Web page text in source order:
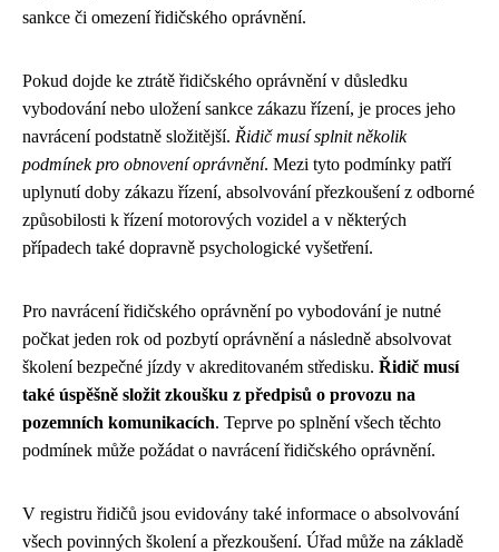
sankce či omezení řidičského oprávnění.
Pokud dojde ke ztrátě řidičského oprávnění v důsledku
vybodování nebo uložení sankce zákazu řízení, je proces jeho
navrácení podstatně složitější. Řidič musí splnit několik
podmínek pro obnovení oprávnění. Mezi tyto podmínky patří
uplynutí doby zákazu řízení, absolvování přezkoušení z odborné
způsobilosti k řízení motorových vozidel a v některých
případech také dopravně psychologické vyšetření.
Pro navrácení řidičského oprávnění po vybodování je nutné
počkat jeden rok od pozbytí oprávnění a následně absolvovat
školení bezpečné jízdy v akreditovaném středisku. Řidič musí
také úspěšně složit zkoušku z předpisů o provozu na
pozemních komunikacích. Teprve po splnění všech těchto
podmínek může požádat o navrácení řidičského oprávnění.
V registru řidičů jsou evidovány také informace o absolvování
všech povinných školení a přezkoušení. Úřad může na základě